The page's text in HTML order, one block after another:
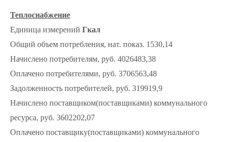
Теплоснабжение
Единица измерений Гкал
Общий объем потребления, нат. показ. 1530,14
Начислено потребителям, руб. 4026483,38
Оплачено потребителями, руб. 3706563,48
Задолженность потребителей, руб. 319919,9
Начислено поставщиком(поставщиками) коммунального
ресурса, руб. 3602202,07
Оплачено поставщику(поставщиками) коммунального